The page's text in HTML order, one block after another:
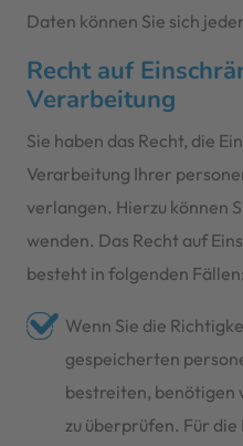
Daten können Sie sich
Recht auf
Verarbeitung
Sie haben das Recht, die
Verarbeitung Ihrer
verlangen. Hierzu können
wenden. Das Recht auf
besteht in folgenden Fällen:
Wenn Sie die
gespeicherten
bestreiten, benötigen
zu überprüfen. Für